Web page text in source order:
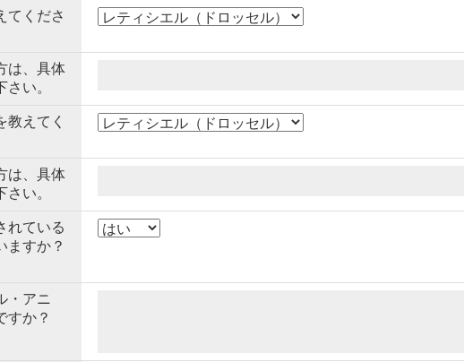
てくださ
は、具体
い。
教えてく
は、具体
い。
れている
ますか？
・アニ
すか？